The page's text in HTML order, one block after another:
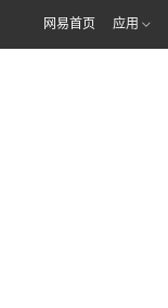
网易首页 应用